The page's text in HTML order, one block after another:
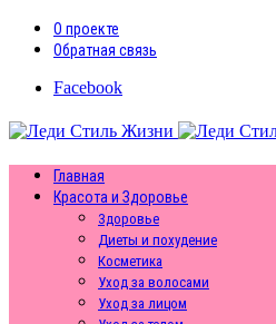
О проекте
Обратная связь
Facebook
Главная
Красота и Здоровье
Здоровье
Диеты и похудение
Косметика
Уход за волосами
Уход за лицом